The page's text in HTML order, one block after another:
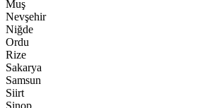
Muş
Nevşehir
Niğde
Ordu
Rize
Sakarya
Samsun
Siirt
Sinop